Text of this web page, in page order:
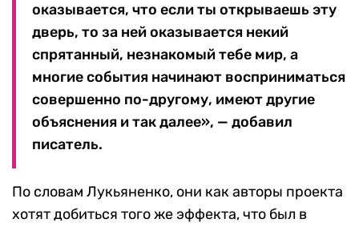
оказывается, что если ты открываешь эту
дверь, то за ней оказывается некий
спрятанный, незнакомый тебе мир, а
многие события начинают восприниматься
совершенно по-другому, имеют другие
объяснения и так далее», — добавил
писатель.
По словам Лукьяненко, они как авторы проекта
хотят добиться того же эффекта, что был в